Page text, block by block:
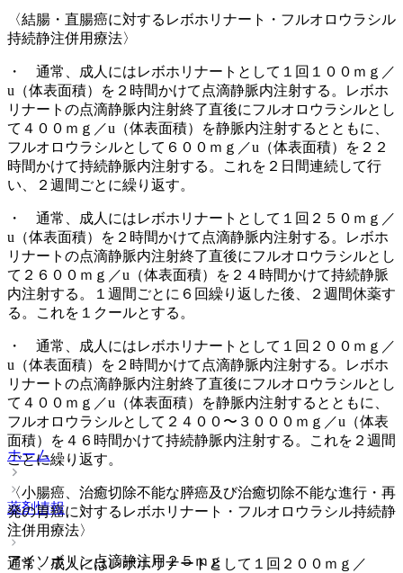
〈結腸・直腸癌に対するレボホリナート・フルオロウラシル
持続静注併用療法〉
・ 通常、成人にはレボホリナートとして１回１００ｍｇ／
u（体表面積）を２時間かけて点滴静脈内注射する。レボホ
リナートの点滴静脈内注射終了直後にフルオロウラシルとし
て４００ｍｇ／u（体表面積）を静脈内注射するとともに、
フルオロウラシルとして６００ｍｇ／u（体表面積）を２２
時間かけて持続静脈内注射する。これを２日間連続して行
い、２週間ごとに繰り返す。
・ 通常、成人にはレボホリナートとして１回２５０ｍｇ／
u（体表面積）を２時間かけて点滴静脈内注射する。レボホ
リナートの点滴静脈内注射終了直後にフルオロウラシルとし
て２６００ｍｇ／u（体表面積）を２４時間かけて持続静脈
内注射する。１週間ごとに６回繰り返した後、２週間休薬す
る。これを１クールとする。
・ 通常、成人にはレボホリナートとして１回２００ｍｇ／
u（体表面積）を２時間かけて点滴静脈内注射する。レボホ
リナートの点滴静脈内注射終了直後にフルオロウラシルとし
て４００ｍｇ／u（体表面積）を静脈内注射するとともに、
フルオロウラシルとして２４００〜３０００ｍｇ／u（体表
面積）を４６時間かけて持続静脈内注射する。これを２週間
ごとに繰り返す。
〈小腸癌、治癒切除不能な膵癌及び治癒切除不能な進行・再
発の胃癌に対するレボホリナート・フルオロウラシル持続静
注併用療法〉
通常、成人にはレボホリナートとして１回２００ｍｇ／
ホーム
薬剤情報
アイソボリン点滴静注用２５ｍｇ